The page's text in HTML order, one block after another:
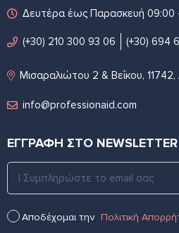
Δευτέρα έως Παρασκευή 09:00
(+30) 210 300 93 06 (+30) 694
Μισαραλιώτου 2 & Βεΐκου,
info@professionaid.com
ΕΓΓΡΑΦΗ ΣΤΟ NEWSLETTER
Αποδέχομαι την Πολιτική